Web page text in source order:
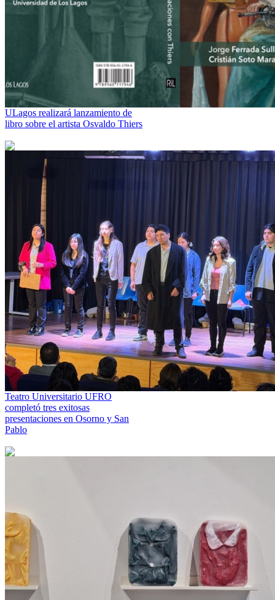
ULagos realizará lanzamiento de
libro sobre el artista Osvaldo Thiers
Teatro Universitario UFRO
completó tres exitosas
presentaciones en Osorno y San
Pablo